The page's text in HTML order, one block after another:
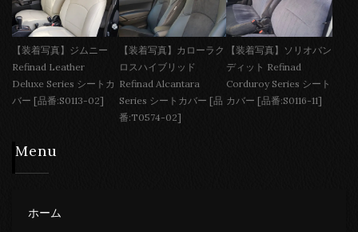
【装着写真】ジムニー
Refinad Leather
Deluxe Series シートカ
バー [品番:S0113-02]
【装着写真】カローラク
ロスハイブリッド
Refinad Alcantara
Series シートカバー [品
番:T0574-02]
【装着写真】ソリオバン
ディット Refinad
Corduroy Series シート
カバー [品番:S0116-11]
Menu
ホーム